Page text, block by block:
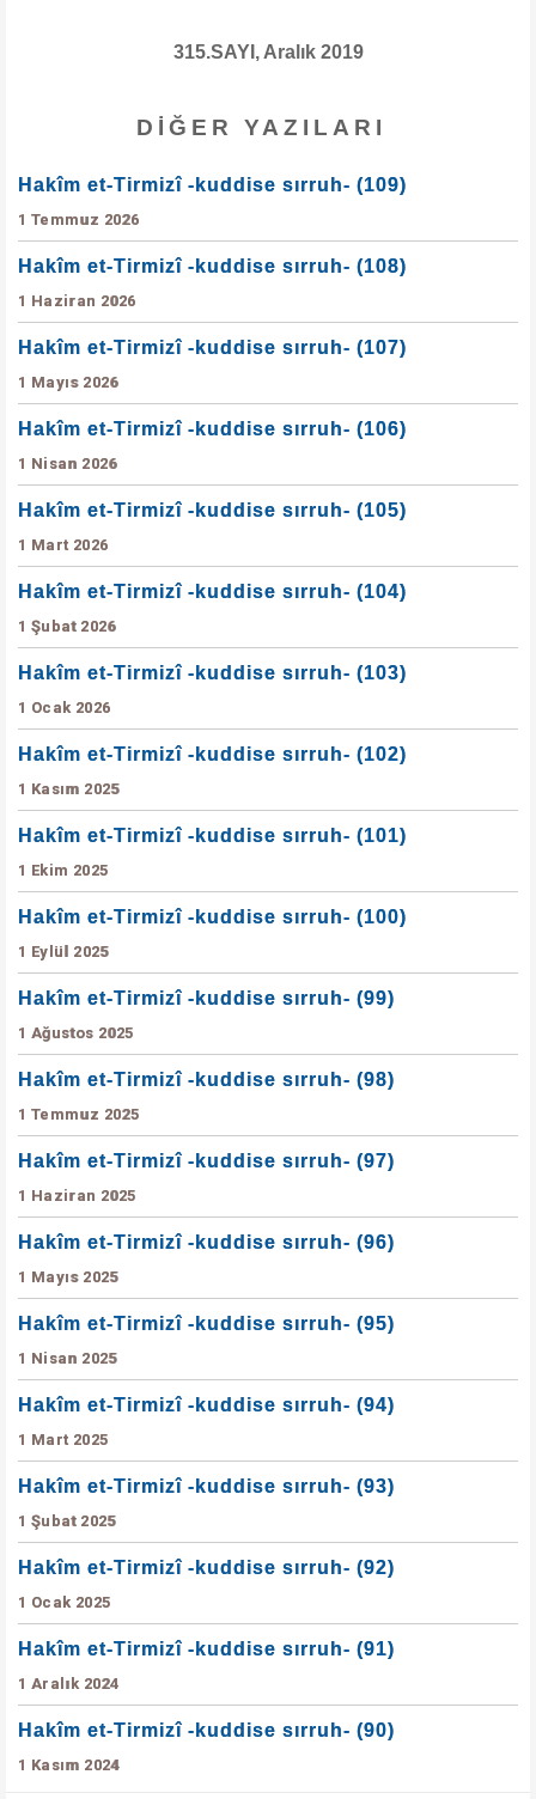
315.SAYI, Aralık 2019
DIĞER YAZILARI
Hakîm et-Tirmizî -kuddise sırruh- (109)
1 Temmuz 2026
Hakîm et-Tirmizî -kuddise sırruh- (108)
1 Haziran 2026
Hakîm et-Tirmizî -kuddise sırruh- (107)
1 Mayıs 2026
Hakîm et-Tirmizî -kuddise sırruh- (106)
1 Nisan 2026
Hakîm et-Tirmizî -kuddise sırruh- (105)
1 Mart 2026
Hakîm et-Tirmizî -kuddise sırruh- (104)
1 Şubat 2026
Hakîm et-Tirmizî -kuddise sırruh- (103)
1 Ocak 2026
Hakîm et-Tirmizî -kuddise sırruh- (102)
1 Kasım 2025
Hakîm et-Tirmizî -kuddise sırruh- (101)
1 Ekim 2025
Hakîm et-Tirmizî -kuddise sırruh- (100)
1 Eylül 2025
Hakîm et-Tirmizî -kuddise sırruh- (99)
1 Ağustos 2025
Hakîm et-Tirmizî -kuddise sırruh- (98)
1 Temmuz 2025
Hakîm et-Tirmizî -kuddise sırruh- (97)
1 Haziran 2025
Hakîm et-Tirmizî -kuddise sırruh- (96)
1 Mayıs 2025
Hakîm et-Tirmizî -kuddise sırruh- (95)
1 Nisan 2025
Hakîm et-Tirmizî -kuddise sırruh- (94)
1 Mart 2025
Hakîm et-Tirmizî -kuddise sırruh- (93)
1 Şubat 2025
Hakîm et-Tirmizî -kuddise sırruh- (92)
1 Ocak 2025
Hakîm et-Tirmizî -kuddise sırruh- (91)
1 Aralık 2024
Hakîm et-Tirmizî -kuddise sırruh- (90)
1 Kasım 2024